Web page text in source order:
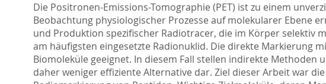
Die Positronen-Emissions-Tomographie (PET) ist zu einem
Beobachtung physiologischer Prozesse auf molekularer Ebene
und Produktion spezifischer Radiotracer, die im Körper selektiv
am häufigsten eingesetzte Radionuklid. Die direkte Markierung
Biomoleküle geeignet. In diesem Fall stellen indirekte
daher weniger effiziente Alternative dar. Ziel dieser Arbeit war